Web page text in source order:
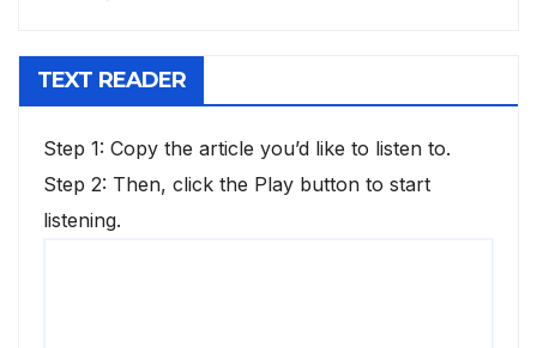
TEXT READER
Step 1: Copy the article you’d like to listen to.
Step 2: Then, click the Play button to start
listening.